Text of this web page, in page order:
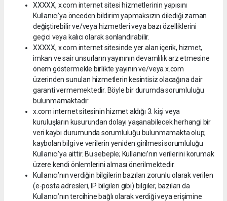
XXXXX, x.com internet sitesi hizmetlerinin yapısını
Kullanıcı’ya önceden bildirim yapmaksızın dilediği zaman
değiştirebilir ve/veya hizmetleri veya bazı özelliklerini
geçici veya kalıcı olarak sonlandırabilir.
XXXXX, x.com internet sitesinde yer alan içerik, hizmet,
imkan ve sair unsurların yayınının devamlılık arz etmesine
önem göstermekle birlikte yayının ve/veya x.com
üzerinden sunulan hizmetlerin kesintisiz olacağına dair
garanti vermemektedir. Böyle bir durumda sorumluluğu
bulunmamaktadır.
x.com internet sitesinin hizmet aldığı 3. kişi veya
kuruluşların kusurundan dolayı yaşanabilecek herhangi bir
veri kaybı durumunda sorumluluğu bulunmamakta olup;
kaybolan bilgi ve verilerin yeniden girilmesi sorumluluğu
Kullanıcı’ya aittir. Bu sebeple; Kullanıcı’nın verilerini korumak
üzere kendi önlemlerini alması önerilmektedir.
Kullanıcı’nın verdiğin bilgilerin bazıları zorunlu olarak verilen
(e-posta adresleri, IP bilgileri gibi) bilgiler, bazıları da
Kullanıcı’nın tercihine bağlı olarak verdiği veya erişimine